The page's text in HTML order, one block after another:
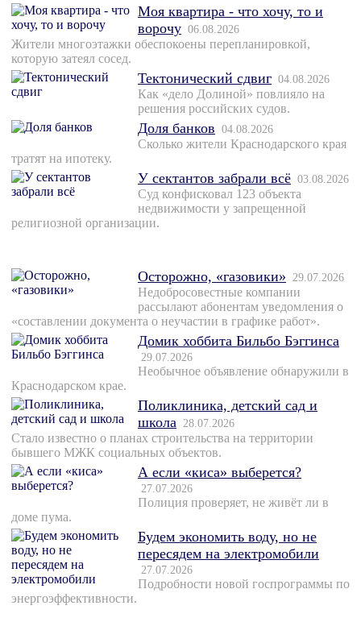
Моя квартира - что хочу, то и
ворочу 06.08.2026
Жители многоэтажки обеспокоены перепланировкой,
которую затеял сосед.
Тектонический сдвиг 04.08.2026
Как «дело Долиной» повлияло на
решения российских судов.
Доля банков 04.08.2026
Сколько жители Краснодарского края
тратят на ипотеку.
У сектантов забрали всё 03.08.2026
Суд конфисковал 123 объекта
недвижимости у запрещенной
религиозной организации.
Осторожно, «газовики» 29.07.2026
Недобросовестные компании
рассылают абонентам уведомления о
«составлении документа о неучастии в графике работ».
Домик хоббита Бильбо Бэггинса
29.07.2026
Необычное объявление обнаружили в
Краснодарском крае.
Поликлиника, детский сад и
школа 28.07.2026
Стало известно о планах строительства на территории
бывшего МЖК социальных объектов.
А если «киса» выберется?
27.07.2026
Полиция проверяет, не живёт ли в
доме пума.
Будем экономить воду, но не
пересядем на электромобили
27.07.2026
Подробности новой госпрограммы по
энергоэффективности.